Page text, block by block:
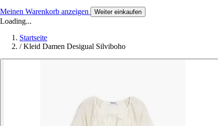
Meinen Warenkorb anzeigen Weiter einkaufen
Loading...
Startseite
/ Kleid Damen Desigual Silviboho